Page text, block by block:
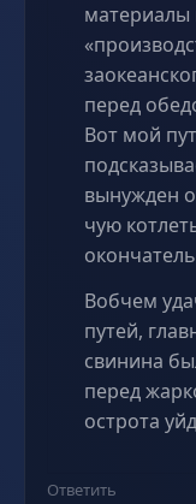
перед
Вот мой
вынужден
чую
Вобчем
путей,
свинина
перед
острота
Ответить